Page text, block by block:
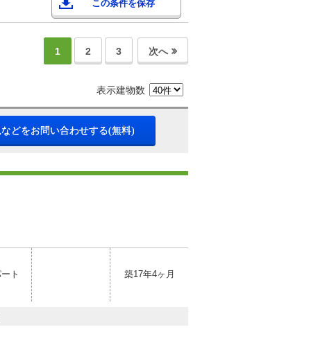
この条件を保存
1 2 3 次へ
表示建物数
どをお問い合わせする(無料)
ト 築17年4ヶ月